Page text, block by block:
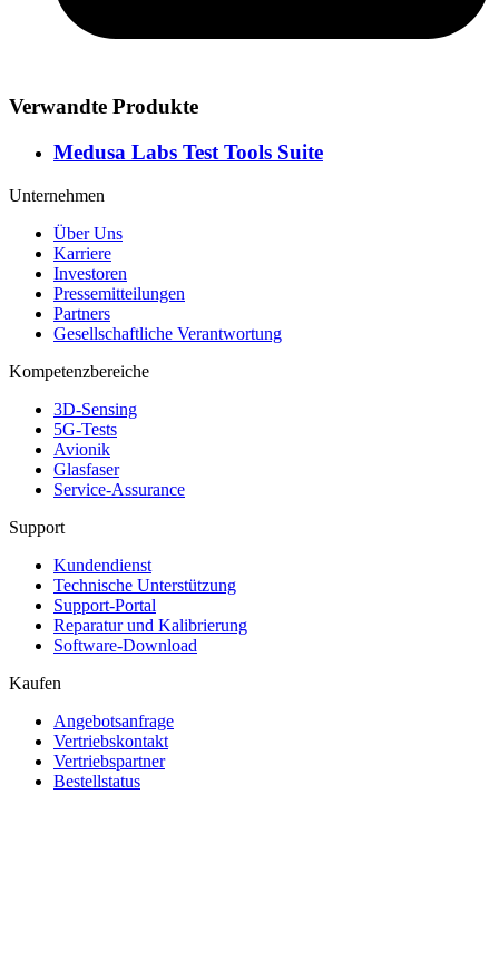
Verwandte Produkte
Medusa Labs Test Tools Suite
Unternehmen
Über Uns
Karriere
Investoren
Pressemitteilungen
Partners
Gesellschaftliche Verantwortung
Kompetenzbereiche
3D-Sensing
5G-Tests
Avionik
Glasfaser
Service-Assurance
Support
Kundendienst
Technische Unterstützung
Support-Portal
Reparatur und Kalibrierung
Software-Download
Kaufen
Angebotsanfrage
Vertriebskontakt
Vertriebspartner
Bestellstatus